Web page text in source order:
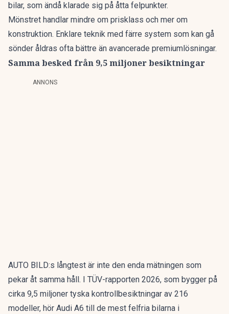
bilar, som ändå klarade sig på åtta felpunkter.
Mönstret handlar mindre om prisklass och mer om
konstruktion. Enklare teknik med färre system som kan gå
sönder åldras ofta bättre än avancerade premiumlösningar.
Samma besked från 9,5 miljoner besiktningar
ANNONS
AUTO BILD:s långtest är inte den enda mätningen som
pekar åt samma håll. I TÜV-rapporten 2026, som bygger på
cirka 9,5 miljoner tyska kontrollbesiktningar av 216
modeller, hör Audi A6 till de mest felfria bilarna i